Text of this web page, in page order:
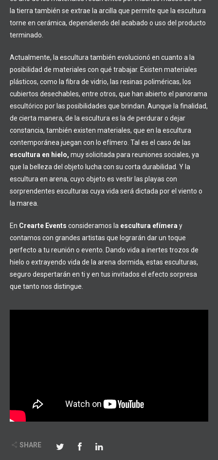
la tierra también se extrae la arcilla que permite que la escultura
torne en cerámica, dependiendo del acabado o uso del producto
terminado.
Actualmente, la escultura también evolucionó en cuanto a la
posibilidad de materiales con qué trabajar. Existen materiales
plásticos, como la fibra de vidrio, las resinas poliméricas, los
cubiertos desechables, entre otros, que han abierto el panorama
escultórico por las posibilidades que brindan. Aunque la finalidad,
de cierta manera, de la escultura es la de perdurar o dejar
constancia, también existen materiales, que en la escultura
contemporánea juegan con lo efímero. Tal es el caso de las
escultura en hielo, muy solicitada para reuniones sociales, ya
que la belleza del objeto lucha con su corta durabilidad. Y la
escultura en arena, cuyo objeto es vestir las playas con
sorprendentes esculturas cuya vida será dictada por el viento o
la marea.
En Crearte Events consideramos la escultura efímera y
contamos con grandes artistas que lograrán dar un toque
perfecto a tu reunión o evento. Dando vida a inertes trozos de
hielo o extrayendo vida de la arena dormida, estas esculturas,
seguro despertarán en ti y en tus invitados el efecto sorpresa
que tanto nos distingue.
SHARE